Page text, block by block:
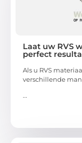
Laat uw RVS
perfect
Als u RVS
verschillende
...